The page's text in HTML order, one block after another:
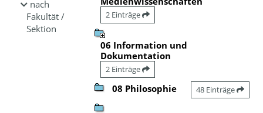
nach
Fakultät /
Sektion
2 Einträge
06 Information und
Dokumentation
2 Einträge
08 Philosophie 48 Einträge